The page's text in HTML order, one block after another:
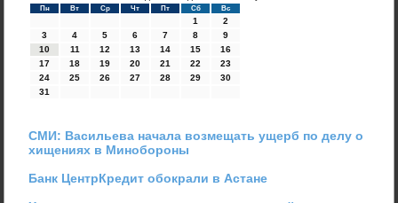
Пн Вт Ср Чт Пт Сб Вс
1
2
3
4 5 6 7 8
9
10
11 12 13 14 15
16
17
18 19 20 21 22
23
24
25 26 27 28 29
30
31
СМИ: Васильева начала возмещать ущерб по делу о
хищениях в Минобороны
Банк ЦентрКредит обокрали в Астане